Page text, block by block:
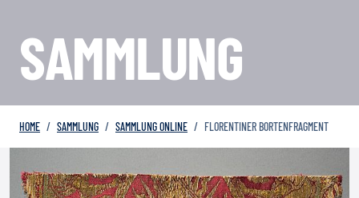
SAMMLUNG
HOME SAMMLUNG SAMMLUNG ONLINE FLORENTINER BORTENFRAGMENT